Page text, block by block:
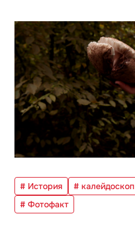
# История # калейдоскоп
# Фотофакт